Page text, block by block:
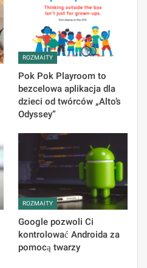
ROZMAITY
Pok Pok Playroom to
bezcelowa aplikacja dla
dzieci od twórców „Alto’s
Odyssey”
ROZMAITY
Google pozwoli Ci
kontrolować Androida za
pomocą twarzy